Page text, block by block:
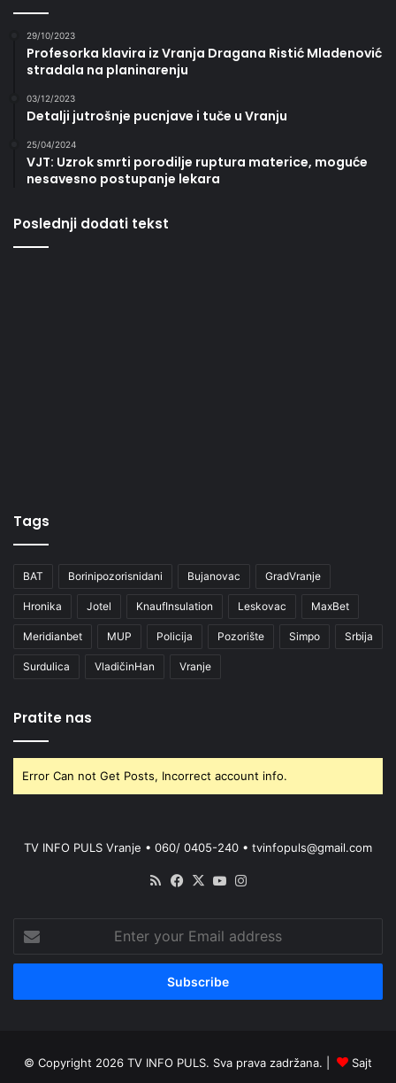
29/10/2023
Profesorka klavira iz Vranja Dragana Ristić Mladenović
stradala na planinarenju
03/12/2023
Detalji jutrošnje pucnjave i tuče u Vranju
25/04/2024
VJT: Uzrok smrti porodilje ruptura materice, moguće
nesavesno postupanje lekara
Poslednji dodati tekst
Tags
BAT Borinipozorisnidani Bujanovac GradVranje
Hronika Jotel KnaufInsulation Leskovac MaxBet
Meridianbet MUP Policija Pozorište Simpo Srbija
Surdulica VladičinHan Vranje
Pratite nas
Error Can not Get Posts, Incorrect account info.
TV INFO PULS Vranje • 060/ 0405-240 • tvinfopuls@gmail.com
RSS Facebook
X YouTube
your
Email
© Copyright 2026 TV INFO PULS. Sva prava zadržana. | Sajt